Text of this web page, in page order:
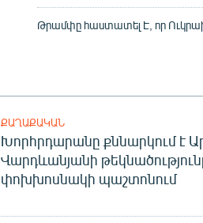
Թրամփը հաստատել Է, որ
ՔԱՂԱՔԱԿԱՆ
Խորհրդարանը քննարկում է
Վարդևանյանի
փոխխոսնակի պաշտոնում